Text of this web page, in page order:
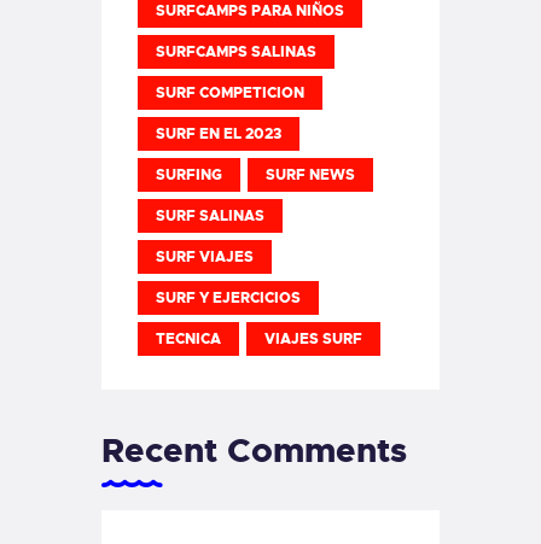
SURFCAMPS PARA NIÑOS
SURFCAMPS SALINAS
SURF COMPETICION
SURF EN EL 2023
SURFING SURF NEWS
SURF SALINAS
SURF VIAJES
SURF Y EJERCICIOS
TECNICA VIAJES SURF
Recent Comments